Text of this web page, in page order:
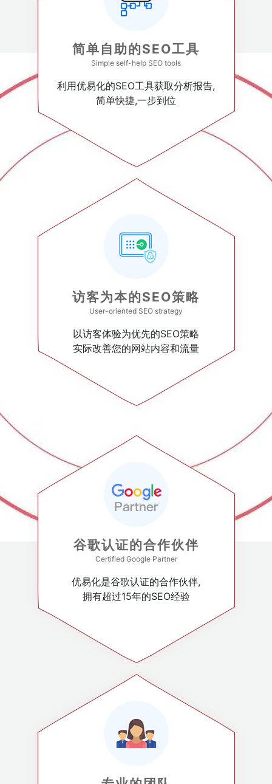
简单自助的SEO工具
Simple self-help SEO tools
利用优易化的SEO工具获取分析报告,
简单快捷,一步到位
访客为本的SEO策略
User-oriented SEO strategy
以访客体验为优先的SEO策略
实际改善您的网站内容和流量
谷歌认证的合作伙伴
Certified Google Partner
优易化是谷歌认证的合作伙伴,
拥有超过15年的SEO经验